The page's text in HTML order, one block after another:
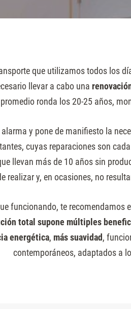
que utilizamos todos los
llevar a cabo una
ronda los 20-25 años,
y pone de manifiesto la
cuyas reparaciones son
llevan más de 10 años sin
realizar y, en ocasiones, no
funcionando, te recomendamos
total supone múltiples
energética, más suavidad,
contemporáneos, adaptados a